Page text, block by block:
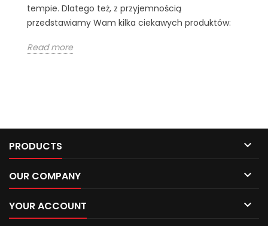
tempie. Dlatego też, z przyjemnością
przedstawiamy Wam kilka ciekawych produktów:
Read more
PRODUCTS 
OUR COMPANY 
YOUR ACCOUNT 